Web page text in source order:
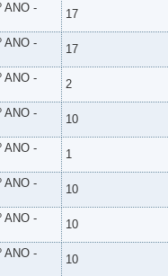
ANO -
17
ANO -
17
ANO -
2
ANO -
10
ANO -
1
ANO -
10
ANO -
10
ANO -
10